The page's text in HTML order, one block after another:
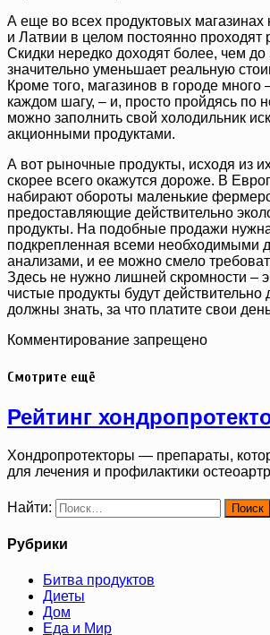
А еще во всех продуктовых магазинах
и Латвии в целом постоянно проходят
Скидки нередко доходят более, чем до
значительно уменьшает реальную
Кроме того, магазинов в городе много
каждом шагу, – и, просто пройдясь по
можно заполнить свой холодильник
акционными продуктами.
А вот рыночные продукты, исходя из
скорее всего окажутся дороже. В
набирают обороты маленькие
предоставляющие действительно
продукты. На подобные продажи
подкрепленная всеми необходимыми
анализами, и ее можно смело
Здесь не нужно лишней скромности –
чистые продукты будут
должны знать, за что платите свои
Комментирование запрещено
Смотрите ещё
Рейтинг
Хондропротекторы — препараты,
для лечения и профилактики
Найти:
Рубрики
Битва продуктов
Диеты
Дом
Еда и Мир